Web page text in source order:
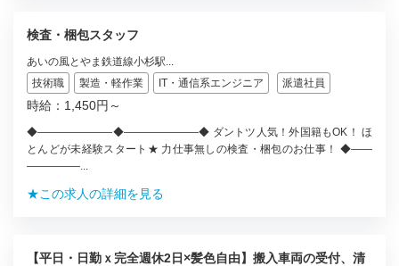
検査・梱包スタッフ
あいの風とやま鉄道線小杉駅...
技術職
製造・軽作業 IT・通信系エンジニア 派遣社員
時給：1,450円～
◆―――――――◆―――――――◆ ダントツ人気！外国籍もOK！ ほ
とんどが未経験スタート★ 力仕事無しの検査・梱包のお仕事！ ◆――
―――――...
★この求人の詳細を見る
【平日・日勤ｘ完全週休2日×髪色自由】搬入車両の受付、清